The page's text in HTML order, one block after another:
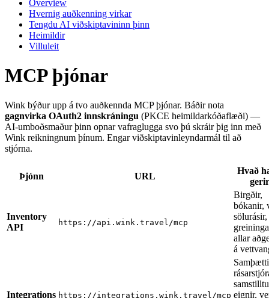
Overview
Hvernig auðkenning virkar
Tengdu AI viðskiptavininn þinn
Heimildir
Villuleit
MCP þjónar
Wink býður upp á tvo auðkennda MCP þjónar. Báðir nota
gagnvirka OAuth2 innskráningu (PKCE heimildarkóðaflæði) —
AI-umboðsmaður þinn opnar vafraglugga svo þú skráir þig inn með
Wink reikningnum þínum. Engar viðskiptavinleyndarmál til að
stjórna.
Þjónn URL
Hvað
gerir
Inventory
API
https://api.wink.travel/mcp
Birgðir,
bókanir,
sölurásir,
allar
á
Integrations https://integrations.wink.travel/mcp
samstilltu
eignir,